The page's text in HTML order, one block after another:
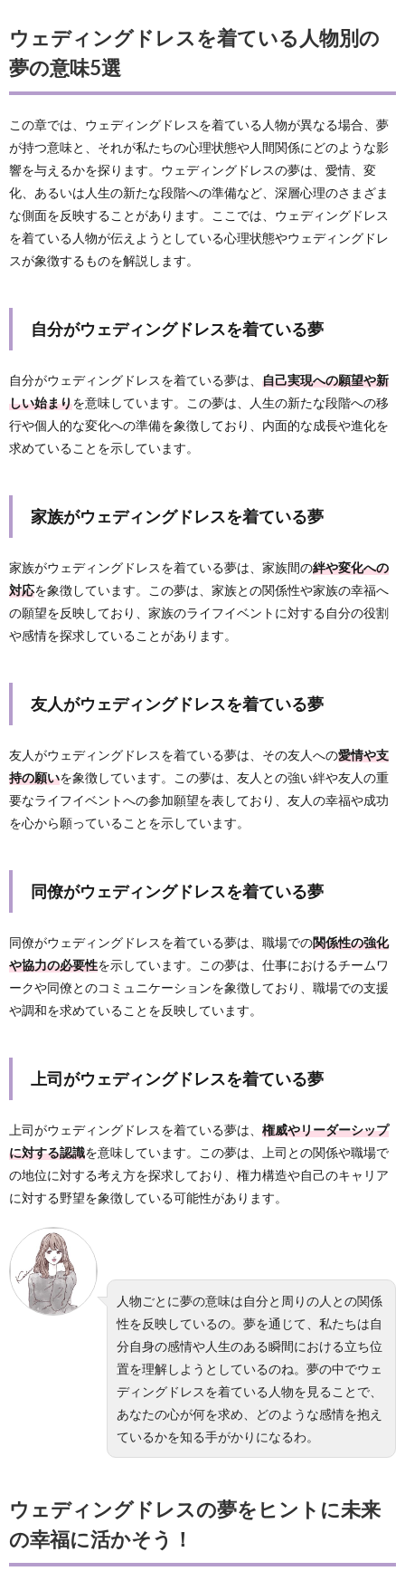
ウェディングドレスを着ている人物別の
夢の意味5選
この章では、ウェディングドレスを着ている人物が異なる場合、夢
が持つ意味と、それが私たちの心理状態や人間関係にどのような影
響を与えるかを探ります。ウェディングドレスの夢は、愛情、変
化、あるいは人生の新たな段階への準備など、深層心理のさまざま
な側面を反映することがあります。ここでは、ウェディングドレス
を着ている人物が伝えようとしている心理状態やウェディングドレ
スが象徴するものを解説します。
自分がウェディングドレスを着ている夢
自分がウェディングドレスを着ている夢は、 自己実現への願望や新
しい始まりを意味しています。この夢は、人生の新たな段階への移
行や個人的な変化への準備を象徴しており、内面的な成長や進化を
求めていることを示しています。
家族がウェディングドレスを着ている夢
家族がウェディングドレスを着ている夢は、家族間の絆や変化への
対応を象徴しています。この夢は、家族との関係性や家族の幸福へ
の願望を反映しており、家族のライフイベントに対する自分の役割
や感情を探求していることがあります。
友人がウェディングドレスを着ている夢
友人がウェディングドレスを着ている夢は、その友人への愛情や支
持の願いを象徴しています。この夢は、友人との強い絆や友人の重
要なライフイベントへの参加願望を表しており、友人の幸福や成功
を心から願っていることを示しています。
同僚がウェディングドレスを着ている夢
同僚がウェディングドレスを着ている夢は、職場での関係性の強化
や協力の必要性を示しています。この夢は、仕事におけるチームワ
ークや同僚とのコミュニケーションを象徴しており、職場での支援
や調和を求めていることを反映しています。
上司がウェディングドレスを着ている夢
上司がウェディングドレスを着ている夢は、 権威やリーダーシップ
に対する認識を意味しています。この夢は、上司との関係や職場で
の地位に対する考え方を探求しており、権力構造や自己のキャリア
に対する野望を象徴している可能性があります。
人物ごとに夢の意味は自分と周りの人との関係
性を反映しているの。夢を通じて、私たちは自
分自身の感情や人生のある瞬間における立ち位
置を理解しようとしているのね。夢の中でウェ
ディングドレスを着ている人物を見ることで、
あなたの心が何を求め、どのような感情を抱え
ているかを知る手がかりになるわ。
ウェディングドレスの夢をヒントに未来
の幸福に活かそう！